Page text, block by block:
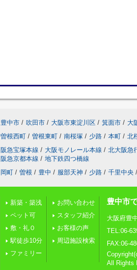
豊中市 / 吹田市 / 大阪市東淀川区 / 箕面市 / 大
曽根西町 / 曽根東町 / 南桜塚 / 少路 / 本町 / 北
阪急宝塚本線 / 大阪モノレール本線 / 北大阪急
阪急京都本線 / 地下鉄四つ橋線
岡町 / 曽根 / 豊中 / 服部天神 / 少路 / 千里中央 /
新築・築浅
ペット可
敷・礼０
駅徒歩10分
ファミリー
お問い合わせ
スタッフ紹介
お客様の声
周辺施設検索
豊中市
大阪府豊
TEL:06-
FAX:06-
All Rights